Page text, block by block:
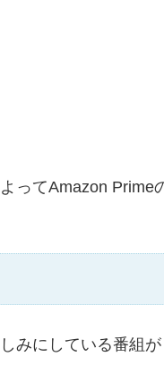
ってAmazon
みにしている番組